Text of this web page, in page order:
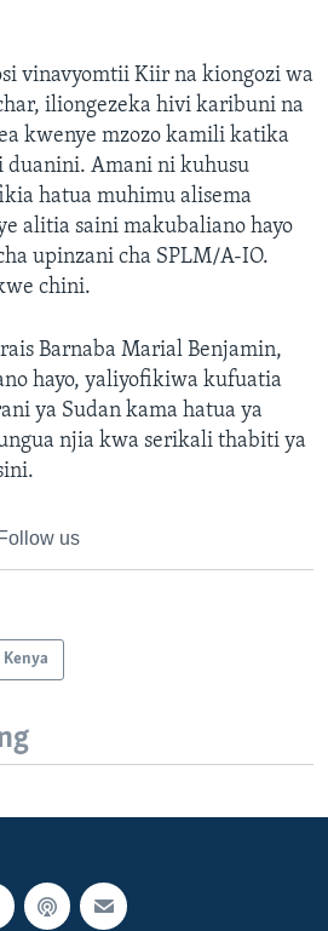
vinavyomtii Kiir na kiongozi wa
iliongezeka hivi karibuni na
kwenye mzozo kamili katika
duanini. Amani ni kuhusu
hatua muhimu alisema
alitia saini makubaliano hayo
upinzani cha SPLM/A-IO.
chini.
Barnaba Marial Benjamin,
hayo, yaliyofikiwa kufuatia
ya Sudan kama hatua ya
njia kwa serikali thabiti ya
Follow us
Kenya